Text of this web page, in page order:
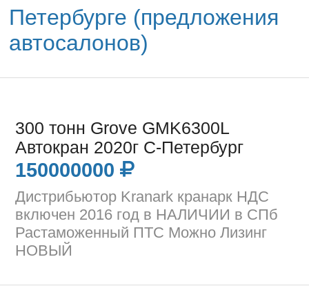
Петербурге (предложения
автосалонов)
300 тонн Grove GMK6300L
Автокран 2020г С-Петербург
150000000
Дистрибьютор Kranark кранарк НДС
включен 2016 год в НАЛИЧИИ в СПб
Растаможенный ПТС Можно Лизинг
НОВЫЙ